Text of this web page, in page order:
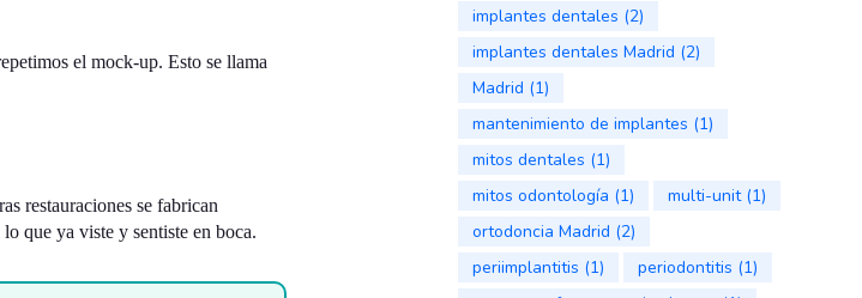
el mock-up. Esto se llama
restauraciones se fabrican
que ya viste y sentiste en boca.
implantes dentales (2)
implantes dentales Madrid (2)
Madrid (1)
mantenimiento de implantes (1)
mitos dentales (1)
mitos odontología (1) multi-unit(1)
ortodoncia Madrid (2)
periimplantitis (1) periodontitis (1)